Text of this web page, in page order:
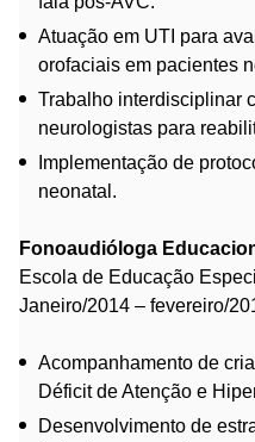
Atuação em UTI para
orofaciais em pacientes
Trabalho interdisciplinar
neurologistas para
Implementação de
neonatal.
Fonoaudióloga
Escola de Educação
Janeiro/2014 – fevereiro/
Acompanhamento de
Déficit de Atenção e
Desenvolvimento de